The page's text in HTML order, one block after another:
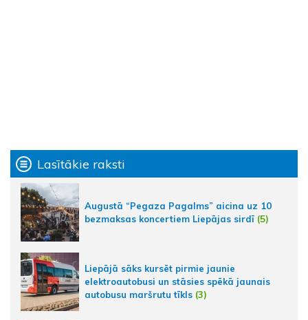
Lasītākie raksti
Augustā “Pegaza Pagalms” aicina uz 10
bezmaksas koncertiem Liepājas sirdī (5)
Liepājā sāks kursēt pirmie jaunie
elektroautobusi un stāsies spēkā jaunais
autobusu maršrutu tīkls (3)